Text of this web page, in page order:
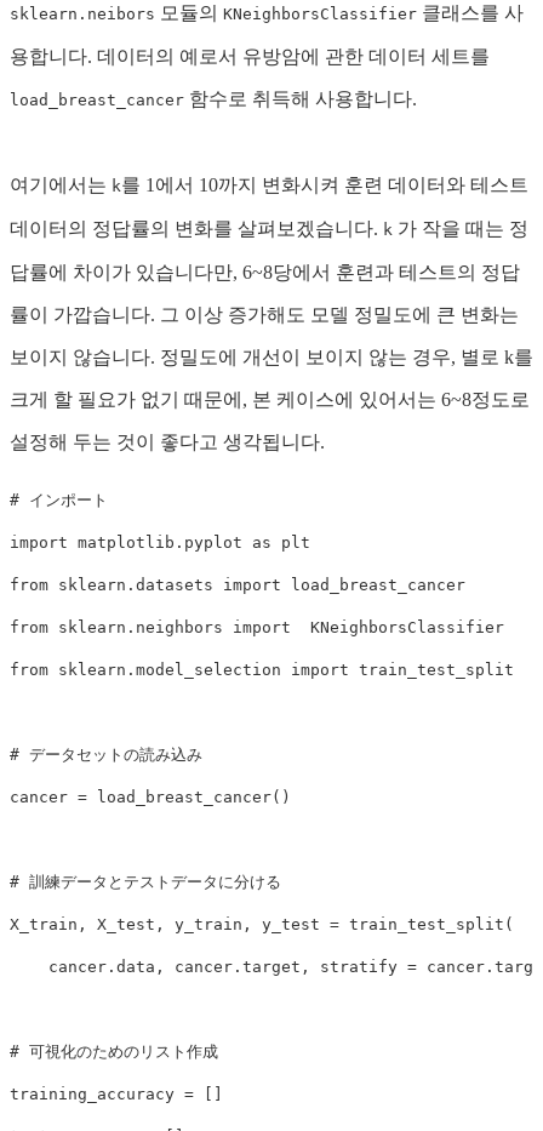
sklearn.neibors 모듈의 KNeighborsClassifier 클래스를 사
용합니다. 데이터의 예로서 유방암에 관한 데이터 세트를
load_breast_cancer 함수로 취득해 사용합니다.
여기에서는 k를 1에서 10까지 변화시켜 훈련 데이터와 테스트
데이터의 정답률의 변화를 살펴보겠습니다. k 가 작을 때는 정
답률에 차이가 있습니다만, 6~8당에서 훈련과 테스트의 정답
률이 가깝습니다. 그 이상 증가해도 모델 정밀도에 큰 변화는
보이지 않습니다. 정밀도에 개선이 보이지 않는 경우, 별로 k를
크게 할 필요가 없기 때문에, 본 케이스에 있어서는 6~8정도로
설정해 두는 것이 좋다고 생각됩니다.
import matplotlib.pyplot as plt
from sklearn.datasets import load_breast_cancer
from sklearn.neighbors import KNeighborsClassifier
from sklearn.model_selection import train_test_split
cancer = load_breast_cancer()
X_train , X_test , y_train , y_test = train_test_split (
cancer . data , cancer . target , stratify = cancer .
training_accuracy =